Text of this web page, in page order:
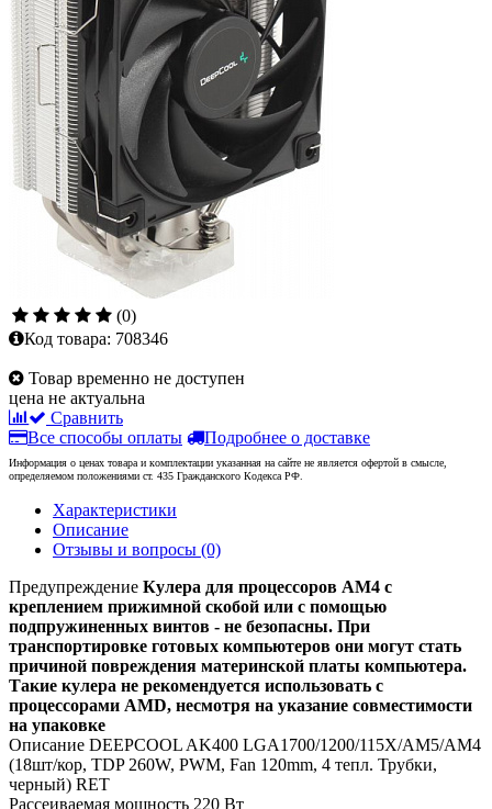
(0)
Код товара: 708346
Товар временно не доступен
цена не актуальна
Сравнить
Все способы оплаты
Подробнее о доставке
Информация о ценах товара и комплектации указанная на сайте не является офертой в смысле,
определяемом положениями ст. 435 Гражданского Кодекса РФ.
Характеристики
Описание
Отзывы и вопросы (0)
Предупреждение Кулера для процессоров AM4 с
креплением прижимной скобой или с помощью
подпружиненных винтов - не безопасны. При
транспортировке готовых компьютеров они могут стать
причиной повреждения материнской платы компьютера.
Такие кулера не рекомендуется использовать с
процессорами AMD, несмотря на указание совместимости
на упаковке
Описание DEEPCOOL AK400 LGA1700/1200/115X/AM5/AM4
(18шт/кор, TDP 260W, PWM, Fan 120mm, 4 тепл. Трубки,
черный) RET
Рассеиваемая мощность 220 Вт